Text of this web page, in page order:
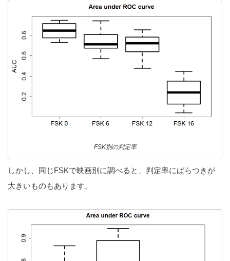
FSK別の判定率
しかし、同じFSKで映画別に調べると、判定率にばらつきが
大きいものもあります。